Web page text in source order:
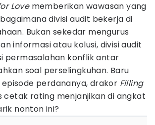
Lovememberikan wawasan yang
divisi audit bekerja di
Bukan sekedar mengurus
informasi atau kolusi, divisi audit
permasalahan konflik antar
soal perselingkuhan. Baru
perdananya, drakor Filling
cetak rating menjanjikan di angkat
nonton ini?